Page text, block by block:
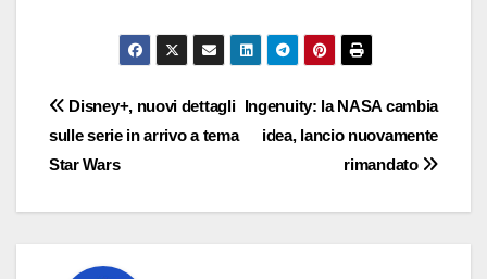
Navigazione
articoli
Ingenuity: la NASA cambia
idea, lancio nuovamente
rimandato
Disney+, nuovi dettagli
sulle serie in arrivo a tema
Star Wars